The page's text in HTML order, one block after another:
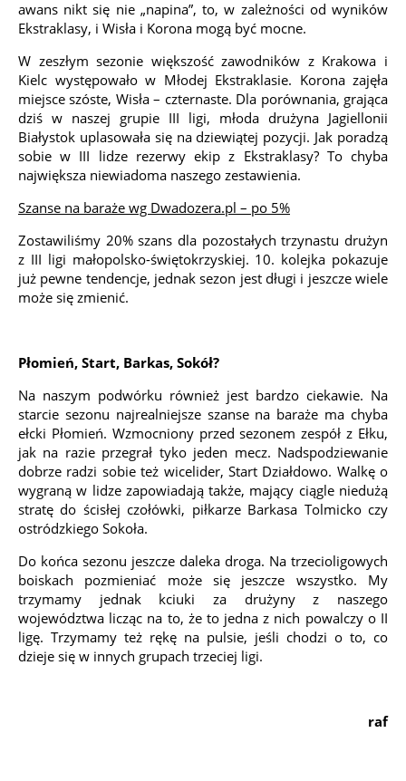
awans nikt się nie „napina”, to, w zależności od wyników
Ekstraklasy, i Wisła i Korona mogą być mocne.
W zeszłym sezonie większość zawodników z Krakowa i
Kielc występowało w Młodej Ekstraklasie. Korona zajęła
miejsce szóste, Wisła – czternaste. Dla porównania, grająca
dziś w naszej grupie III ligi, młoda drużyna Jagiellonii
Białystok uplasowała się na dziewiątej pozycji. Jak poradzą
sobie w III lidze rezerwy ekip z Ekstraklasy? To chyba
największa niewiadoma naszego zestawienia.
Szanse na baraże wg Dwadozera.pl – po 5%
Zostawiliśmy 20% szans dla pozostałych trzynastu drużyn
z III ligi małopolsko-świętokrzyskiej. 10. kolejka pokazuje
już pewne tendencje, jednak sezon jest długi i jeszcze wiele
może się zmienić.
Płomień, Start, Barkas, Sokół?
Na naszym podwórku również jest bardzo ciekawie. Na
starcie sezonu najrealniejsze szanse na baraże ma chyba
ełcki Płomień. Wzmocniony przed sezonem zespół z Ełku,
jak na razie przegrał tyko jeden mecz. Nadspodziewanie
dobrze radzi sobie też wicelider, Start Działdowo. Walkę o
wygraną w lidze zapowiadają także, mający ciągle niedużą
stratę do ścisłej czołówki, piłkarze Barkasa Tolmicko czy
ostródzkiego Sokoła.
Do końca sezonu jeszcze daleka droga. Na trzecioligowych
boiskach pozmieniać może się jeszcze wszystko. My
trzymamy jednak kciuki za drużyny z naszego
województwa licząc na to, że to jedna z nich powalczy o II
ligę. Trzymamy też rękę na pulsie, jeśli chodzi o to, co
dzieje się w innych grupach trzeciej ligi.
raf